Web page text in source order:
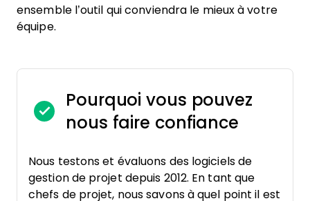
ensemble l’outil qui conviendra le mieux à votre
équipe.
Pourquoi vous pouvez
nous faire confiance
Nous testons et évaluons des logiciels de
gestion de projet depuis 2012. En tant que
chefs de projet, nous savons à quel point il est